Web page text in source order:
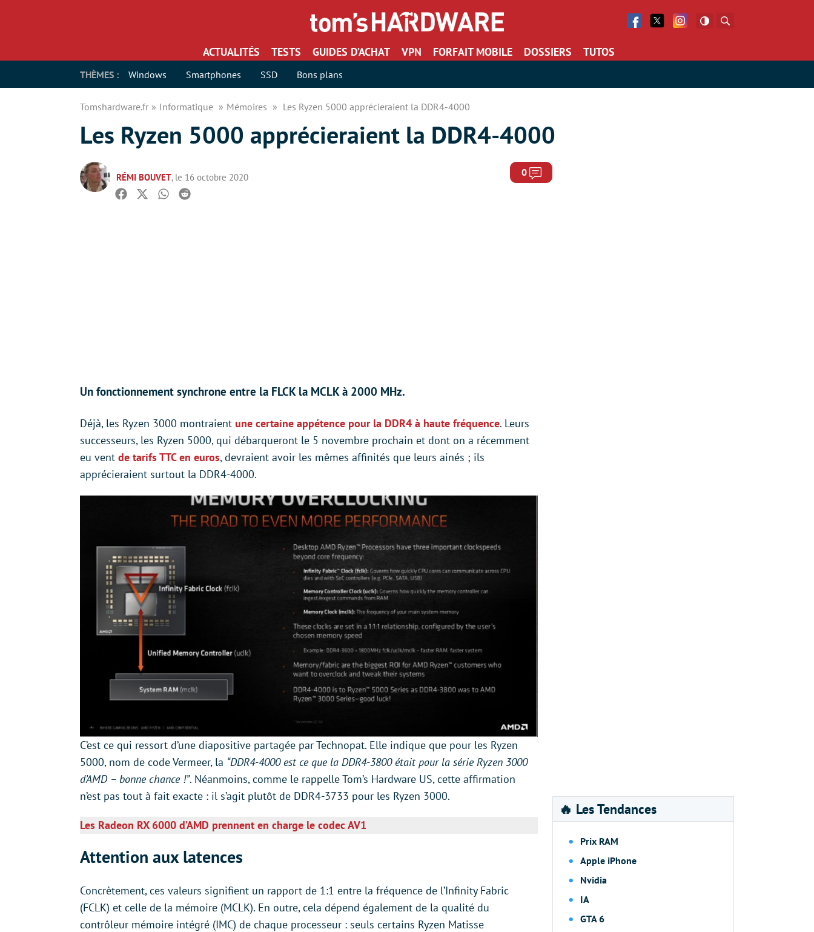
Facebook
Twitter Facebook
ACTUALITÉS TESTS GUIDES D’ACHAT VPN FORFAIT MOBILE DOSSIERS TUTOS
THÈMES : Windows Smartphones SSD Bons plans
Tomshardware.fr Informatique Mémoires Les Ryzen 5000 apprécieraient la DDR4-4000
Les Ryzen 5000 apprécieraient la DDR4-4000
RÉMI BOUVET, le 16 octobre 2020 0 Commentaires
Facebook
TwitterWhatsapp
Reddit
Un fonctionnement synchrone entre la FLCK la MCLK à 2000 MHz.
Déjà, les Ryzen 3000 montraient une certaine appétence pour la DDR4 à haute fréquence. Leurs
successeurs, les Ryzen 5000, qui débarqueront le 5 novembre prochain et dont on a récemment
eu vent de tarifs TTC en euros, devraient avoir les mêmes affinités que leurs ainés ; ils
apprécieraient surtout la DDR4-4000.
C’est ce qui ressort d’une diapositive partagée par Technopat. Elle indique que pour les Ryzen
5000, nom de code Vermeer, la “DDR4-4000 est ce que la DDR4-3800 était pour la série Ryzen 3000
d’AMD – bonne chance !”. Néanmoins, comme le rappelle Tom’s Hardware US, cette affirmation
n’est pas tout à fait exacte : il s’agit plutôt de DDR4-3733 pour les Ryzen 3000.
Les Radeon RX 6000 d’AMD prennent en charge le codec AV1
Attention aux latences
Concrètement, ces valeurs signifient un rapport de 1:1 entre la fréquence de l’Infinity Fabric
(FCLK) et celle de la mémoire (MCLK). En outre, cela dépend également de la qualité du
contrôleur mémoire intégré (IMC) de chaque processeur : seuls certains Ryzen Matisse
🔥 Les Tendances
Prix RAM
Apple iPhone
Nvidia
IA
GTA 6